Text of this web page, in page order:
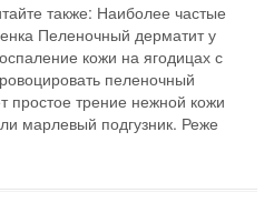
также: Наиболее частые
Пеленочный дерматит у
кожи на ягодицах с
пеленочный
простое трение нежной кожи
марлевый подгузник. Реже